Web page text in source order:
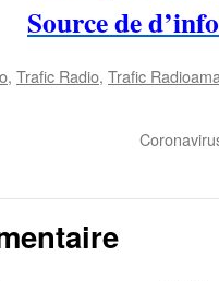
Source de d’info
, Trafic Radio, Trafic